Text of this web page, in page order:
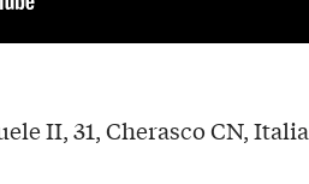
II, 31, Cherasco CN, Italia